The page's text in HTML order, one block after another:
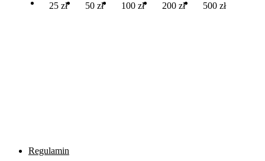
25 zł 50 zł 100 zł 200 zł 500 zł
Regulamin